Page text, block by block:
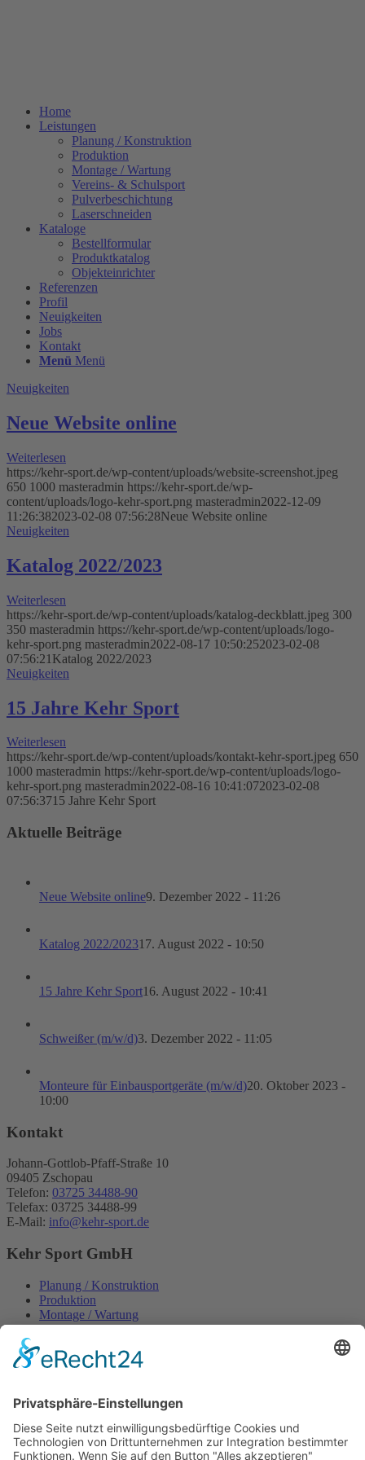
Home
Leistungen
Planung / Konstruktion
Produktion
Montage / Wartung
Vereins- & Schulsport
Pulverbeschichtung
Laserschneiden
Kataloge
Bestellformular
Produktkatalog
Objekteinrichter
Referenzen
Profil
Neuigkeiten
Jobs
Kontakt
Menü Menü
Neuigkeiten
Neue Website online
Weiterlesen
https://kehr-sport.de/wp-content/uploads/website-screenshot.jpeg
650 1000 masteradmin https://kehr-sport.de/wp-
content/uploads/logo-kehr-sport.png masteradmin2022-12-09
11:26:382023-02-08 07:56:28Neue Website online
Neuigkeiten
Katalog 2022/2023
Weiterlesen
https://kehr-sport.de/wp-content/uploads/katalog-deckblatt.jpeg 300
350 masteradmin https://kehr-sport.de/wp-content/uploads/logo-
kehr-sport.png masteradmin2022-08-17 10:50:252023-02-08
07:56:21 Katalog 2022/2023
Neuigkeiten
15 Jahre Kehr Sport
Weiterlesen
https://kehr-sport.de/wp-content/uploads/kontakt-kehr-sport.jpeg 650
1000 masteradmin https://kehr-sport.de/wp-content/uploads/logo-
kehr-sport.png masteradmin2022-08-16 10:41:072023-02-08
07:56:3715 Jahre Kehr Sport
Aktuelle Beiträge
Neue Website online9. Dezember 2022 - 11:26
Katalog 2022/202317. August 2022 - 10:50
15 Jahre Kehr Sport16. August 2022 - 10:41
Schweißer (m/w/d)3. Dezember 2022 - 11:05
Monteure für Einbausportgeräte (m/w/d)20. Oktober 2023 -
10:00
Kontakt
Johann-Gottlob-Pfaff-Straße 10
09405 Zschopau
Telefon: 03725 34488-90
Telefax: 03725 34488-99
E-Mail: info@kehr-sport.de
Kehr Sport GmbH
Planung / Konstruktion
Produktion
Montage / Wartung
Vereins- & Schulsport
Pulverbeschichtung
Laserschneiden
Kontakt
Impressum
Datenschutzerklärung